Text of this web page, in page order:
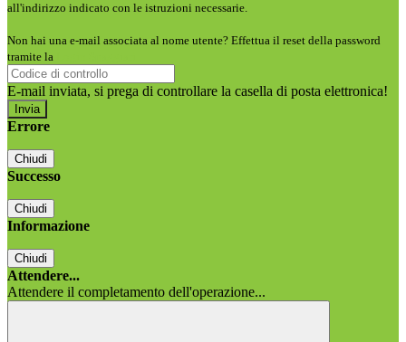
all'indirizzo indicato con le istruzioni necessarie.
Non hai una e-mail associata al nome utente? Effettua il reset della password
tramite la
E-mail inviata, si prega di controllare la casella di posta elettronica!
Errore
Chiudi
Successo
Chiudi
Informazione
Chiudi
Attendere...
Attendere il completamento dell'operazione...